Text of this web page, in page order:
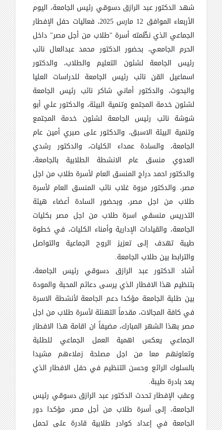
شهد الدكتور عبد الرازق دسوقي رئيس الجامعة، اليوم
الأربعاء الموافق 12 مارس 2025، فعاليات حفل الإفطار
الجماعي الذي نظّمته أسرة "طلاب من أجل مصر" داخل
الحرم الجامعي، بحضور الدكتور محمد عبدالعال نائب
رئيس الجامعة لشئون التعليم والطلاب، والدكتور
اسماعيل القن نائب رئيس الجامعة للدراسات العليا
والبحوث، والدكتور أماني شاكر نائب رئيس الجامعة
لشئون خدمة المجتمع وتنمية البيئة، والدكتور علي أبو
شوشة نائب رئيس الجامعة لشئون خدمة المجتمع
وتنمية البيئة الاسبق، والدكتور على صبري أمين عام
الجامعة، والسادة عمداء الكليات، والدكتور رشدي
العدوي منسق عام الانشطة الطلابية بالجامعة،
والدكتور احمد دراج المنسق العام لأسرة طلاب من اجل
مصر، والدكتور مروة غلاب نائب المنسق العام لأسرة
طلاب من اجل مصر، وبحضور السادة أعضاء هيئة
التدريس منسقي اسرة طلاب من اجل مصر بكليات
الجامعة، والقيادات الإدارية وأمناء الكليات، في خطوة
طيبة تهدف إلى تعزيز الروح الجماعية والتواصل
والترابط بين طلاب الجامعة.
أشاد الدكتور عبد الرازق دسوقي رئيس الجامعة،
بتنظيم هذا الافطار الذي يرسى دعائم المحبة والمودة
بين طلبة الجامعة مؤكدا دعم الجامعة لأنشطة الاسرة
في كافة المجالات، مقدماً التهنئة لأسرة طلاب من اجل
مصر بهذا الشهر المبارك، مضيفاً ان اقامة هذا الافطار
الجماعي يعكس اهمية العمل الجماعي للطلبة
وتعاونهم معا من اجل مصلحة زملاءهم مشيدا
بالسلوك الرائع وحسن التنظيم في حفل الافطار الذي
يعد بادرة طيبة.
وعقب الإفطار تحدث الدكتور عبد الرازق دسوقي رئيس
الجامعة، إلى أسرة طلاب من أجل مصر، مؤكدا دور
الجامعة في إعداد كوادر طلابية قادرة على تحمل